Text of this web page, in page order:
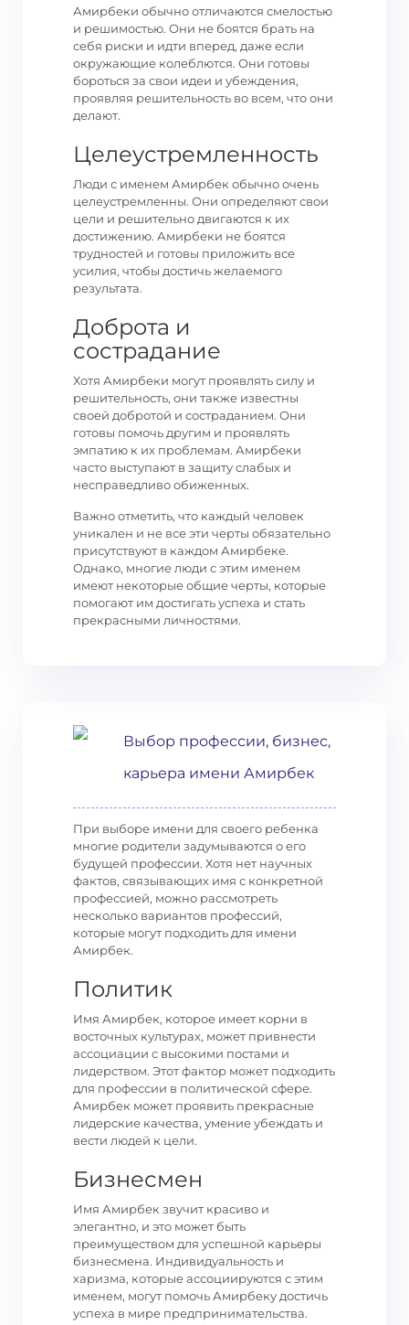
Амирбеки обычно отличаются смелостью
и решимостью. Они не боятся брать на
себя риски и идти вперед, даже если
окружающие колеблются. Они готовы
бороться за свои идеи и убеждения,
проявляя решительность во всем, что они
делают.
Целеустремленность
Люди с именем Амирбек обычно очень
целеустремленны. Они определяют свои
цели и решительно двигаются к их
достижению. Амирбеки не боятся
трудностей и готовы приложить все
усилия, чтобы достичь желаемого
результата.
Доброта и
сострадание
Хотя Амирбеки могут проявлять силу и
решительность, они также известны
своей добротой и состраданием. Они
готовы помочь другим и проявлять
эмпатию к их проблемам. Амирбеки
часто выступают в защиту слабых и
несправедливо обиженных.
Важно отметить, что каждый человек
уникален и не все эти черты обязательно
присутствуют в каждом Амирбеке.
Однако, многие люди с этим именем
имеют некоторые общие черты, которые
помогают им достигать успеха и стать
прекрасными личностями.
Выбор профессии, бизнес,
карьера имени Амирбек
При выборе имени для своего ребенка
многие родители задумываются о его
будущей профессии. Хотя нет научных
фактов, связывающих имя с конкретной
профессией, можно рассмотреть
несколько вариантов профессий,
которые могут подходить для имени
Амирбек.
Политик
Имя Амирбек, которое имеет корни в
восточных культурах, может привнести
ассоциации с высокими постами и
лидерством. Этот фактор может подходить
для профессии в политической сфере.
Амирбек может проявить прекрасные
лидерские качества, умение убеждать и
вести людей к цели.
Бизнесмен
Имя Амирбек звучит красиво и
элегантно, и это может быть
преимуществом для успешной карьеры
бизнесмена. Индивидуальность и
харизма, которые ассоциируются с этим
именем, могут помочь Амирбеку достичь
успеха в мире предпринимательства.